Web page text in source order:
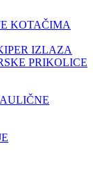
KOTAČIMA
IZLAZA
PRIKOLICE